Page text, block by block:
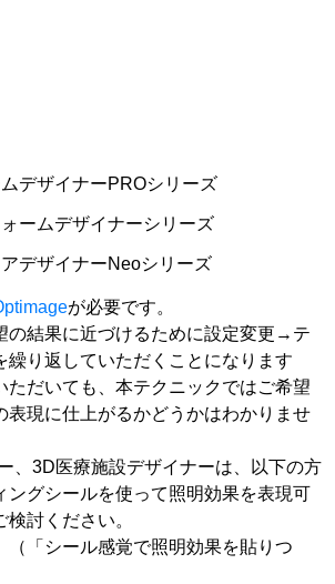
デザイナーPROシリーズ
ームデザイナーシリーズ
デザイナーNeoシリーズ
が必要です。
の結果に近づけるために設定変更→テ
繰り返していただくことになります
ただいても、本テクニックではご希望
表現に仕上がるかどうかはわかりませ
、3D医療施設デザイナーは、以下の方
ングシールを使って照明効果を表現可
討ください。
（「シール感覚で照明効果を貼りつ